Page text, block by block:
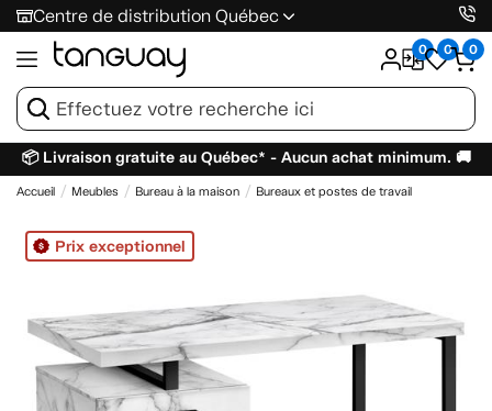
Centre de distribution Québec
0 0 0
📦 Livraison gratuite au Québec* - Aucun achat minimum. 🚚
Accueil Meubles Bureau à la maison Bureaux et postes de travail
Prix exceptionnel